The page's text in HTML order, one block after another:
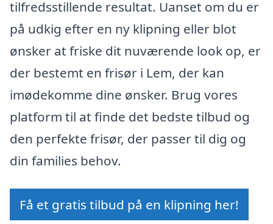
tilfredsstillende resultat. Uanset om du er
på udkig efter en ny klipning eller blot
ønsker at friske dit nuværende look op, er
der bestemt en frisør i Lem, der kan
imødekomme dine ønsker. Brug vores
platform til at finde det bedste tilbud og
den perfekte frisør, der passer til dig og
din families behov.
Få et gratis tilbud på en klipning her!